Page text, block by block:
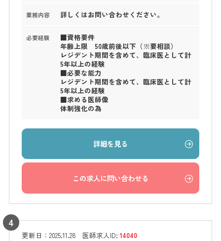
業務内容 詳しくはお問い合わせください。
必要経験
■資格要件
年齢上限 50歳前後以下（※要相談）
レジデント期間を含めて、臨床医として計
5年以上の経験
■必要な能力
レジデント期間を含めて、臨床医として計
5年以上の経験
■求める医師像
体制強化の為
詳細を見る
この求人に問い合わせる
更新日： 2025.11.28 医師求人ID:14040